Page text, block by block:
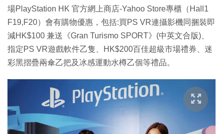
場PlayStation HK 官方網上商店-Yahoo Store專櫃（Hall1
F19,F20）會有購物優惠，包括:買PS VR連攝影機同捆裝即
減HK$100 兼送《Gran Turismo SPORT》(中英文合版)、
指定PS VR遊戲軟件乙隻、HK$200百佳超級市場禮券、迷
彩黑摺疊兩傘乙把及冰感運動水樽乙個等禮品。